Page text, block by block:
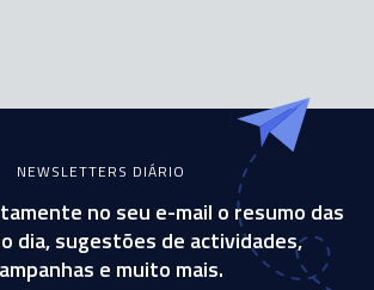
NEWSLETTERS DIÁRIO
no seu e-mail o resumo das
dia, sugestões de actividades,
e muito mais.